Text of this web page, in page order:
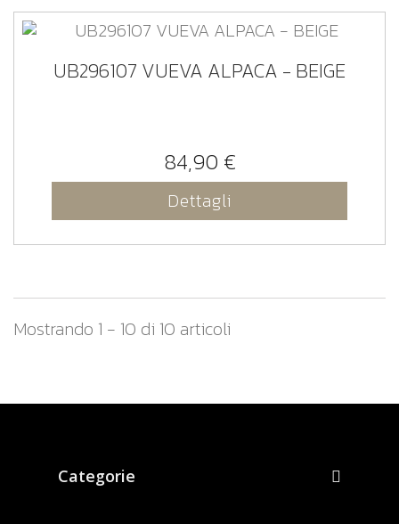
UB296107 VUEVA ALPACA - BEIGE
84,90 €
Dettagli
Mostrando 1 - 10 di 10 articoli
Categorie